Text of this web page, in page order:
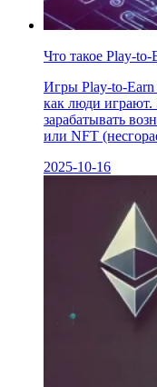
Что такое Play-to-
Игры Play-to-Earn
как люди
зарабатывать
или NFT
2025-10-16